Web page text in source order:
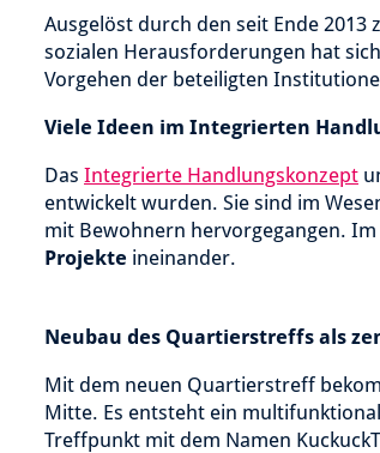
Ausgelöst durch den seit Ende
sozialen Herausforderungen hat
Vorgehen der beteiligten
Viele Ideen im Integrierten
Das Integrierte Handlungskonzept
entwickelt wurden. Sie sind im
mit Bewohnern hervorgegangen.
Projekte ineinander.
Neubau des Quartierstreffs als
Mit dem neuen Quartierstreff
Mitte. Es entsteht ein
Treffpunkt mit dem Namen